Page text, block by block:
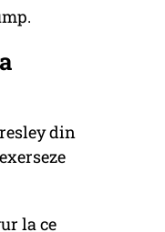
din
la ce